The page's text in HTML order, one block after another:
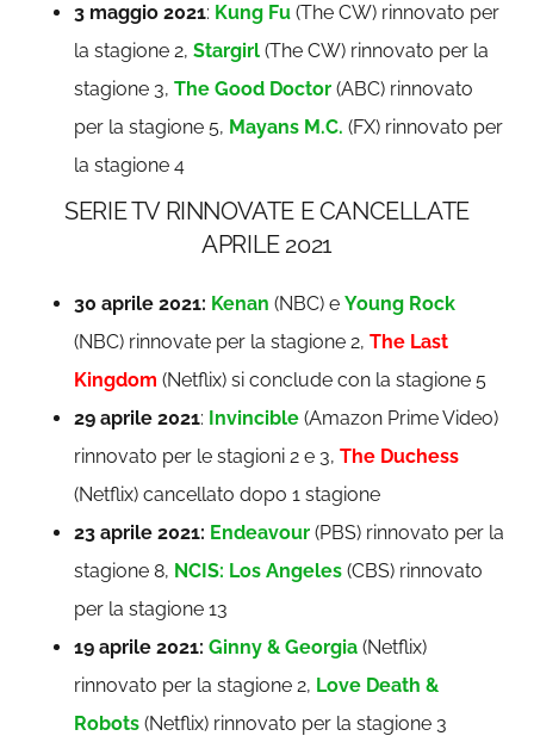
3 maggio 2021: Kung Fu (The CW) rinnovato per
la stagione 2,Stargirl (The CW) rinnovato per la
stagione 3,The Good Doctor (ABC) rinnovato
per la stagione 5, Mayans M.C. (FX) rinnovato per
la stagione 4
SERIE TV RINNOVATE E CANCELLATE
APRILE 2021
30 aprile 2021: Kenan (NBC) eYoung Rock
(NBC) rinnovate per la stagione 2,The Last
Kingdom (Netflix) si conclude con la stagione 5
29 aprile 2021: Invincible (Amazon Prime Video)
rinnovato per le stagioni 2 e 3,The Duchess
(Netflix) cancellato dopo 1 stagione
23 aprile 2021: Endeavour (PBS) rinnovato per la
stagione 8, NCIS: Los Angeles (CBS) rinnovato
per la stagione 13
19 aprile 2021: Ginny & Georgia (Netflix)
rinnovato per la stagione 2, Love Death &
Robots (Netflix) rinnovato per la stagione 3